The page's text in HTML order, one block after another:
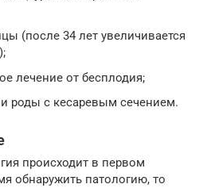
(после 34 лет увеличивается
лечение от бесплодия;
роды с кесаревым сечением.
происходит в первом
обнаружить патологию, то